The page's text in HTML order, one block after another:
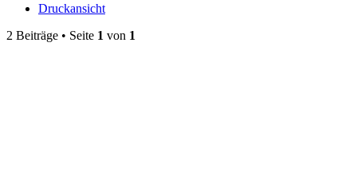
Druckansicht
2 Beiträge • Seite 1 von 1